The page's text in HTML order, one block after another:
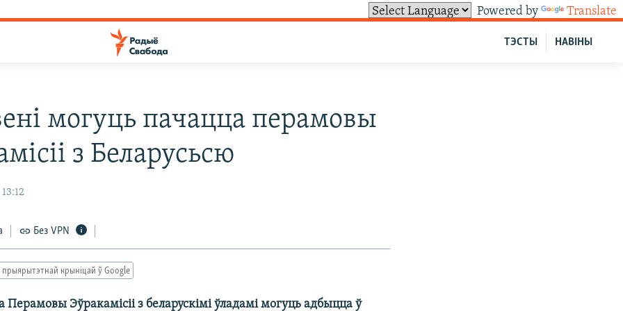
Powered by Translate
НАВІНЫ
ТЭСТЫ
могуць пачацца перамовы
з Беларусьсю
Без VPN
прыярытэтнай крыніцай ў Google
Перамовы Эўракамісіі з беларускімі ўладамі могуць адбыцца ў